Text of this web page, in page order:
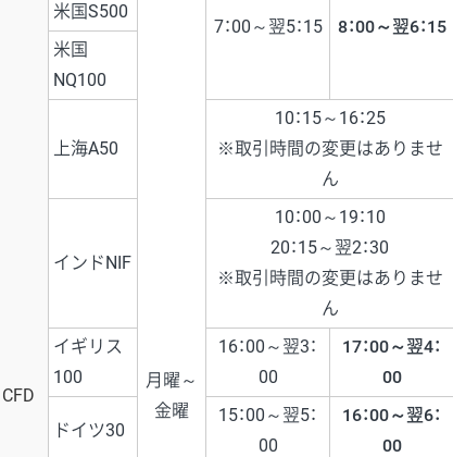
CFD
月曜～
金曜
7：00～翌5：15 8：00～翌6：15
米国S500
米国
NQ100
上海A50
10：15～16：25
※取引時間の変更はありませ
ん
インドNIF
10：00～19：10
20：15～翌2：30
※取引時間の変更はありませ
ん
イギリス
100
16：00～翌3：
00
17：00～翌4：
00
ドイツ30
15：00～翌5：
00
16：00～翌6：
00